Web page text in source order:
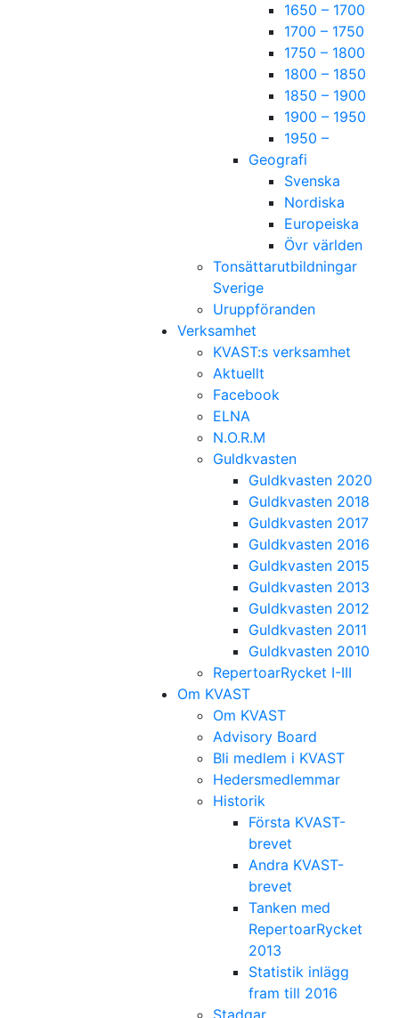
1650 – 1700
1700 – 1750
1750 – 1800
1800 – 1850
1850 – 1900
1900 – 1950
1950 –
Geografi
Svenska
Nordiska
Europeiska
Övr världen
Tonsättarutbildningar
Sverige
Uruppföranden
Verksamhet
KVAST:s verksamhet
Aktuellt
Facebook
ELNA
N.O.R.M
Guldkvasten
Guldkvasten 2020
Guldkvasten 2018
Guldkvasten 2017
Guldkvasten 2016
Guldkvasten 2015
Guldkvasten 2013
Guldkvasten 2012
Guldkvasten 2011
Guldkvasten 2010
RepertoarRycket I-III
Om KVAST
Om KVAST
Advisory Board
Bli medlem i KVAST
Hedersmedlemmar
Historik
Första KVAST-
brevet
Andra KVAST-
brevet
Tanken med
RepertoarRycket
2013
Statistik inlägg
fram till 2016
Stadgar